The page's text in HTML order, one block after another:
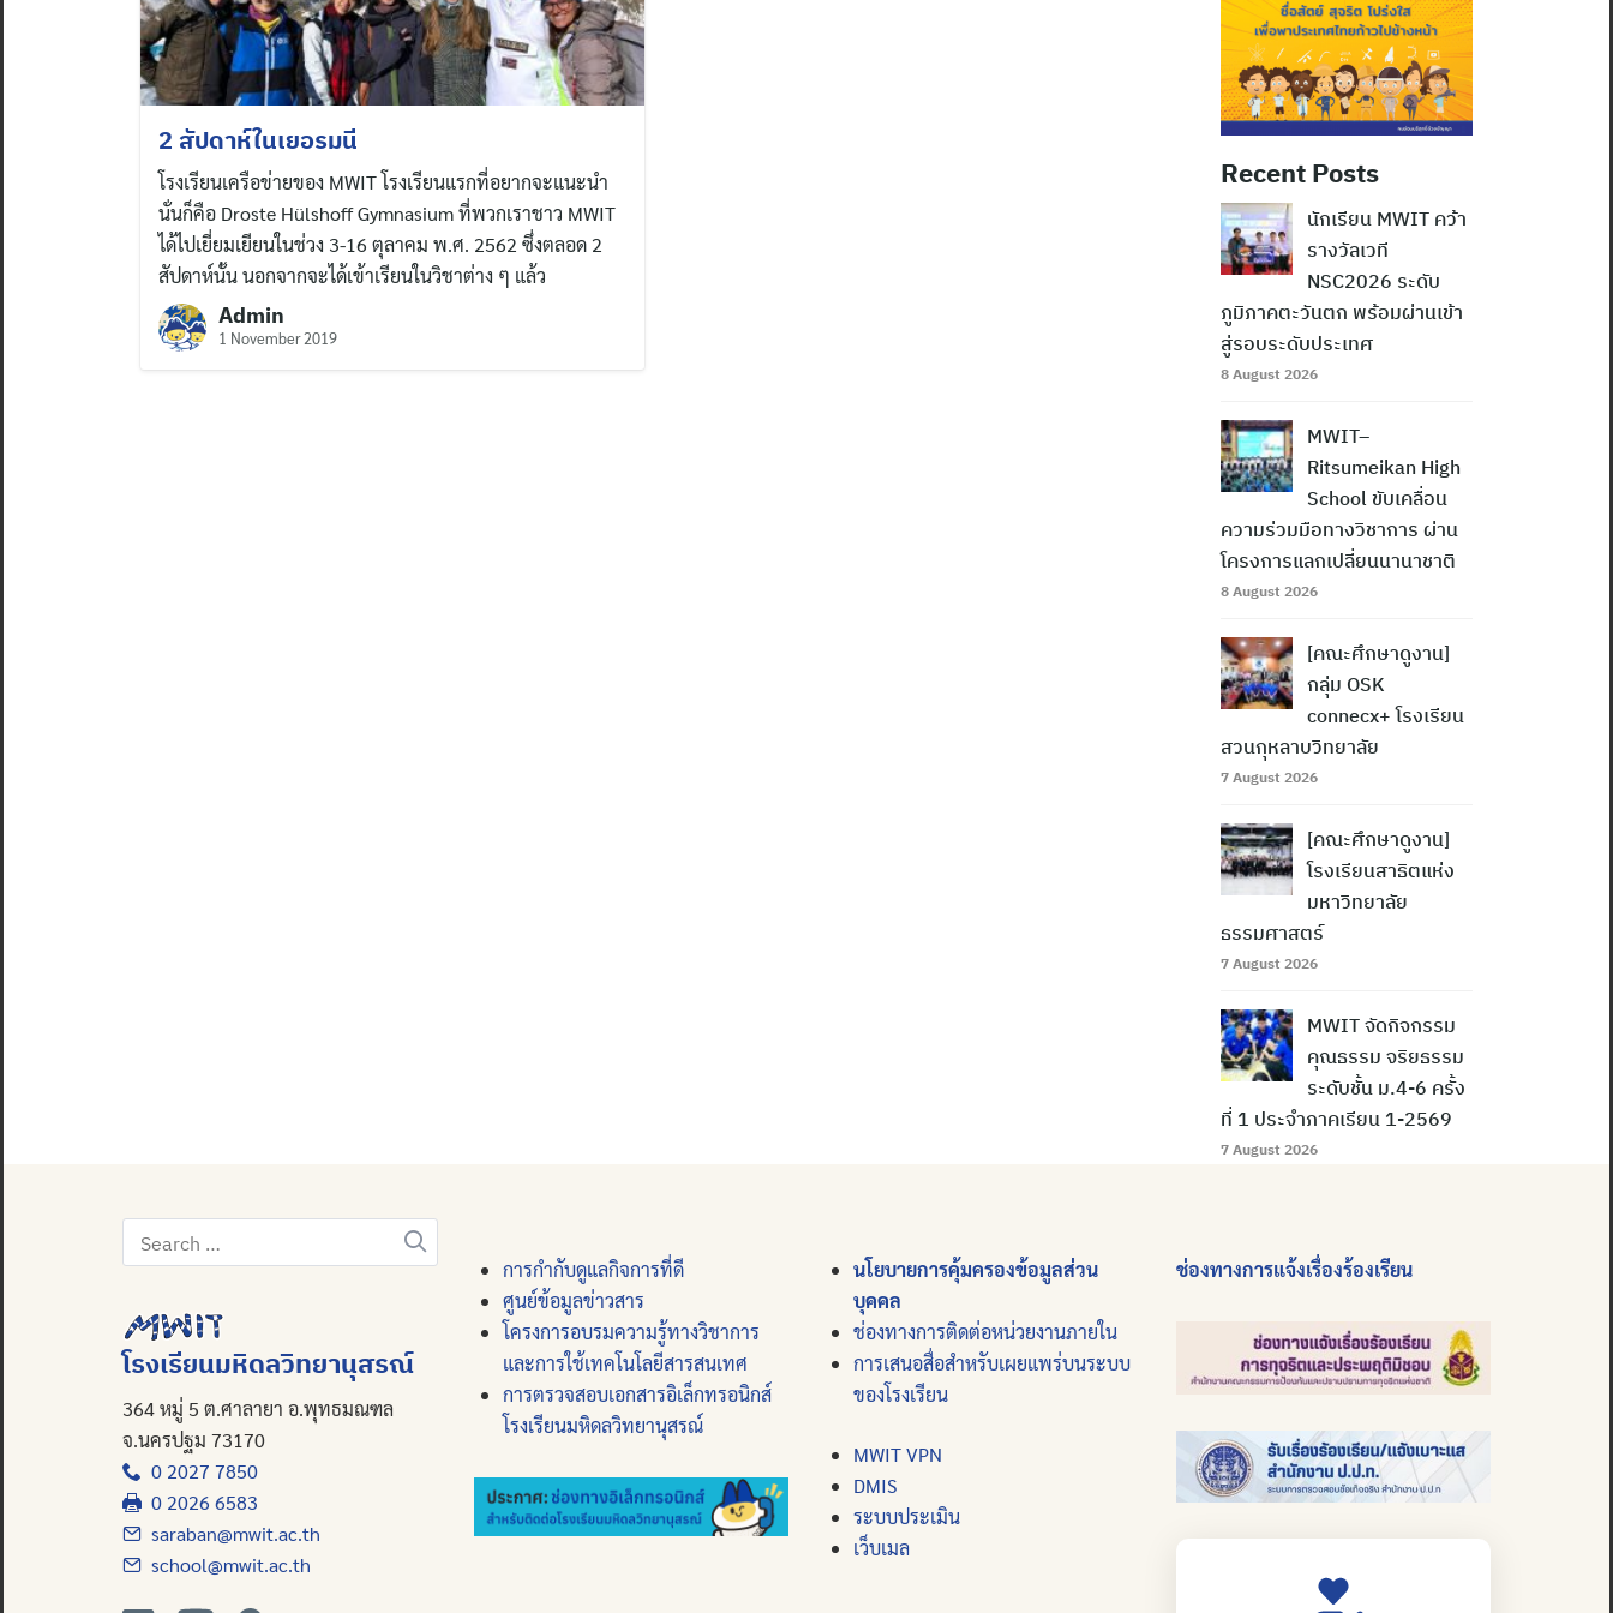
2 สัปดาห์ในเยอรมนี
โรงเรียนเครือข่ายของ MWIT โรงเรียนแรกที่อยากจะแนะนำ
นั่นก็คือ Droste Hülshoff Gymnasium ที่พวกเราชาว MWIT
ได้ไปเยี่ยมเยียนในช่วง 3-16 ตุลาคม พ.ศ. 2562 ซึ่งตลอด 2
สัปดาห์นั้น นอกจากจะได้เข้าเรียนในวิชาต่าง ๆ แล้ว
Admin
1 November 2019
Recent Posts
นักเรียน MWIT คว้า
รางวัลเวที
NSC2026 ระดับ
ภูมิภาคตะวันตก พร้อมผ่านเข้า
สู่รอบระดับประเทศ
8 August 2026
MWIT–
Ritsumeikan High
School ขับเคลื่อน
ความร่วมมือทางวิชาการ ผ่าน
โครงการแลกเปลี่ยนนานาชาติ
8 August 2026
[คณะศึกษาดูงาน]
กลุ่ม OSK
connecx+ โรงเรียน
สวนกุหลาบวิทยาลัย
7 August 2026
[คณะศึกษาดูงาน]
โรงเรียนสาธิตแห่ง
มหาวิทยาลัย
ธรรมศาสตร์
7 August 2026
MWIT จัดกิจกรรม
คุณธรรม จริยธรรม
ระดับชั้น ม.4-6 ครั้ง
ที่ 1 ประจำภาคเรียน 1-2569
7 August 2026
Search
for:
โรงเรียนมหิดลวิทยานุสรณ์
364 หมู่ 5 ต.ศาลายา อ.พุทธมณฑล
จ.นครปฐม 73170
0 2027 7850
0 2026 6583
saraban@mwit.ac.th
school@mwit.ac.th
การกำกับดูแลกิจการที่ดี
ศูนย์ข้อมูลข่าวสาร
โครงการอบรมความรู้ทางวิชาการ
และการใช้เทคโนโลยีสารสนเทศ
การตรวจสอบเอกสารอิเล็กทรอนิกส์
โรงเรียนมหิดลวิทยานุสรณ์
นโยบายการคุ้มครองข้อมูลส่วน
บุคคล
ช่องทางการติดต่อหน่วยงานภายใน
การเสนอสื่อสำหรับเผยแพร่บนระบบ
ของโรงเรียน
MWIT VPN
DMIS
ระบบประเมิน
เว็บเมล
ช่องทางการแจ้งเรื่องร้องเรียน